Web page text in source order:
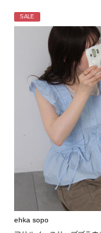
SALE
ehka sopo